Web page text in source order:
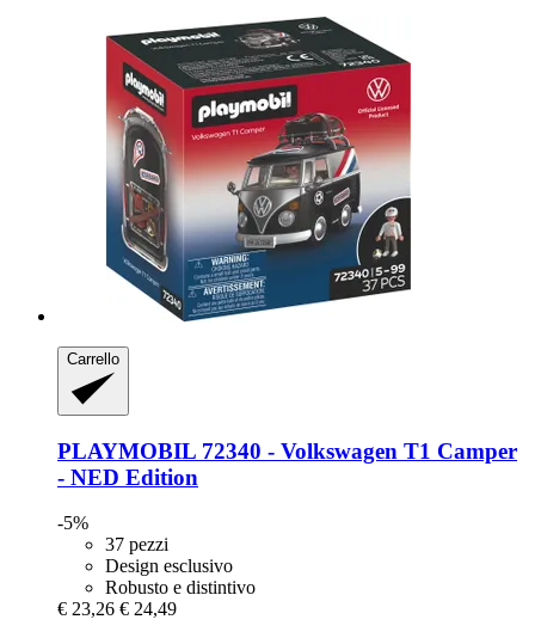
Carrello
PLAYMOBIL 72340 -​ Volkswagen T1 Camper
-​ NED Edition
-5%
37 pezzi
Design esclusivo
Robusto e distintivo
€ 23,26 € 24,49